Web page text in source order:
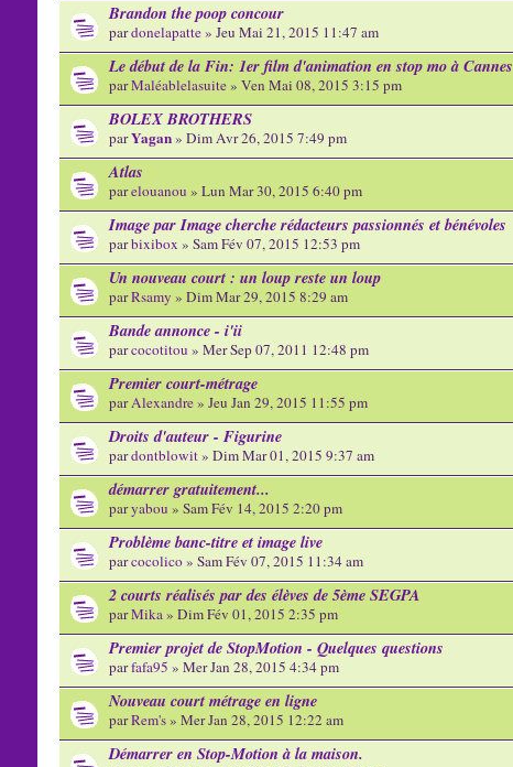
Brandon the poop concour
pardonelapatte» Jeu Mai 21, 2015 11:47 am
Le début de la Fin: 1er film d'animation en stop mo à Cannes
parMaléablelasuite» Ven Mai 08, 2015 3:15 pm
BOLEX BROTHERS
parYagan» Dim Avr 26, 2015 7:49 pm
Atlas
parelouanou » Lun Mar 30, 2015 6:40 pm
Image par Image cherche rédacteurs passionnés et bénévoles
parbixibox » Sam Fév 07, 2015 12:53 pm
Un nouveau court : un loup reste un loup
parRsamy » Dim Mar 29, 2015 8:29 am
Bande annonce - i'ii
parcocotitou » Mer Sep 07, 2011 12:48 pm
Premier court-métrage
parAlexandre» Jeu Jan 29, 2015 11:55 pm
Droits d'auteur - Figurine
pardontblowit» Dim Mar 01, 2015 9:37 am
démarrer gratuitement...
paryabou » Sam Fév 14, 2015 2:20 pm
Problème banc-titre et image live
parcocolico» Sam Fév 07, 2015 11:34 am
2 courts réalisés par des élèves de 5ème SEGPA
parMika» Dim Fév 01, 2015 2:35 pm
Premier projet de StopMotion - Quelques questions
parfafa95 » Mer Jan 28, 2015 4:34 pm
Nouveau court métrage en ligne
parRem's» Mer Jan 28, 2015 12:22 am
Démarrer en Stop-Motion à la maison.